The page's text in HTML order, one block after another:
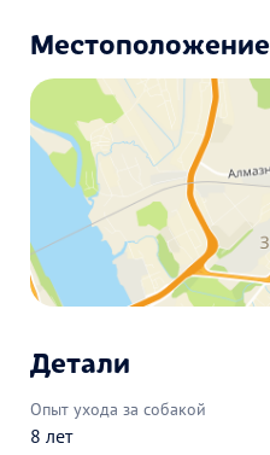
Местоположение
Детали
Опыт ухода за собакой
8 лет